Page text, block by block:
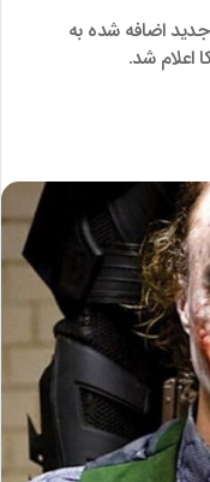
اضافه شده به
اعلام شد.